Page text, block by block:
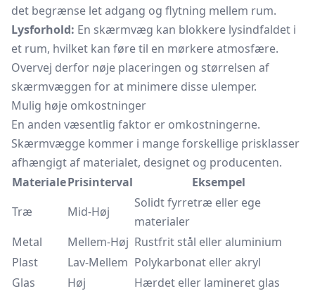
det begrænse let adgang og flytning mellem rum.
Lysforhold: En skærmvæg kan blokkere lysindfaldet i
et rum, hvilket kan føre til en mørkere atmosfære.
Overvej derfor nøje placeringen og størrelsen af
skærmvæggen for at minimere disse ulemper.
Mulig høje omkostninger
En anden væsentlig faktor er omkostningerne.
Skærmvægge kommer i mange forskellige prisklasser
afhængigt af materialet, designet og producenten.
MaterialePrisinterval
Eksempel
Træ
Mid-Høj
Solidt fyrretræ eller ege
materialer
Metal
Mellem-Høj Rustfrit stål eller aluminium
Plast
Lav-Mellem Polykarbonat eller akryl
Glas
Høj
Hærdet eller lamineret glas